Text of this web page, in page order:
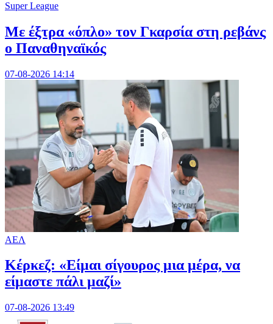
Super League
Mε έξτρα «όπλο» τον Γκαρσία στη ρεβάνς
ο Παναθηναϊκός
07-08-2026 14:14
ΑΕΛ
Κέρκεζ: «Είμαι σίγουρος μια μέρα, να
είμαστε πάλι μαζί»
07-08-2026 13:49